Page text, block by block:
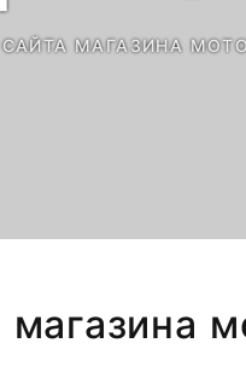
САЙТА МАГАЗИНА